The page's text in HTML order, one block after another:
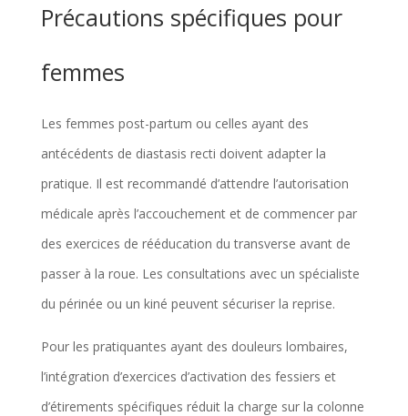
Précautions spécifiques pour
femmes
Les femmes post-partum ou celles ayant des
antécédents de diastasis recti doivent adapter la
pratique. Il est recommandé d’attendre l’autorisation
médicale après l’accouchement et de commencer par
des exercices de rééducation du transverse avant de
passer à la roue. Les consultations avec un spécialiste
du périnée ou un kiné peuvent sécuriser la reprise.
Pour les pratiquantes ayant des douleurs lombaires,
l’intégration d’exercices d’activation des fessiers et
d’étirements spécifiques réduit la charge sur la colonne